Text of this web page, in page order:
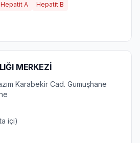
Hepatit A Hepatit B
MERKEZİ
Karabekir Cad. Gumuşhane
içi)